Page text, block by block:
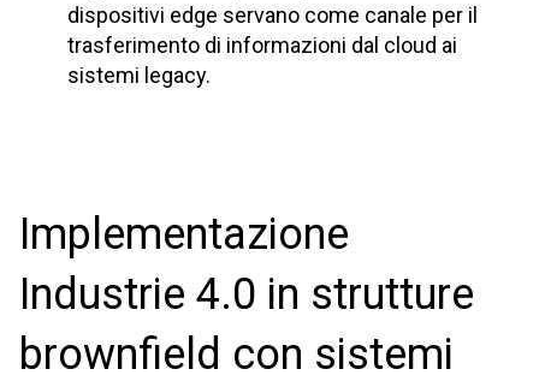
dispositivi edge servano come canale per il
trasferimento di informazioni dal cloud ai
sistemi legacy.
Implementazione
Industrie 4.0 in strutture
brownfield con sistemi